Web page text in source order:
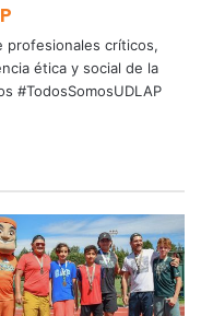
profesionales críticos,
ética y social de la
#TodosSomosUDLAP